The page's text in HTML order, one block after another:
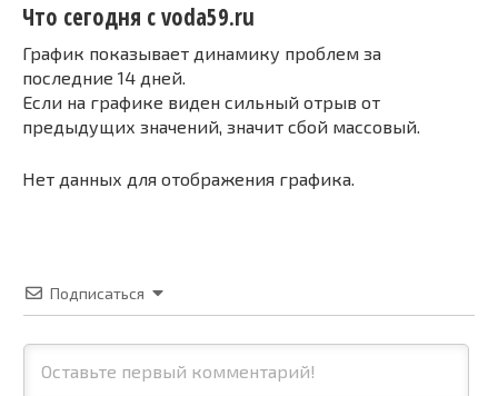
Что сегодня с voda59.ru
График показывает динамику проблем за
последние 14 дней.
Если на графике виден сильный отрыв от
предыдущих значений, значит сбой массовый.
Нет данных для отображения графика.
Подписаться